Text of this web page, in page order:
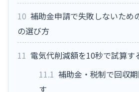
10 補助金申請で失敗しないため
の選び方
11 電気代削減額を10秒で試算す
11.1 補助金・税制で回収
す